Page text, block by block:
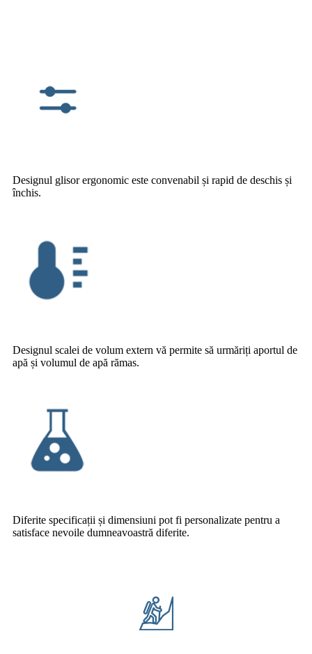
Designul glisor ergonomic este convenabil și rapid de deschis și
închis.
Designul scalei de volum extern vă permite să urmăriți aportul de
apă și volumul de apă rămas.
Diferite specificații și dimensiuni pot fi personalizate pentru a
satisface nevoile dumneavoastră diferite.